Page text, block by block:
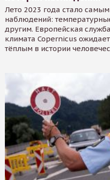
Лето 2023 года стало
наблюдений:
другим. Европейская
климата Copernicus
тёплым в истории